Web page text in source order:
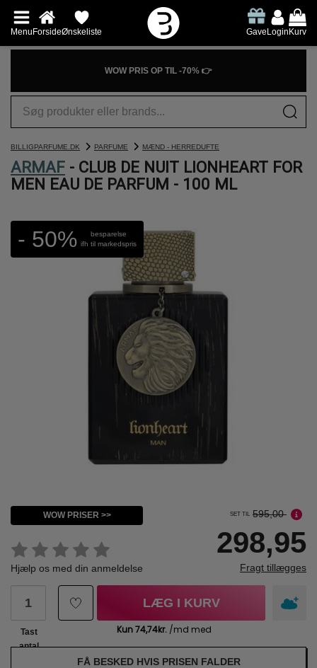
MenuForsideØnskeliste GaveLoginKurv
WOW PRIS OP TIL -70% 👉
BILLIGPARFUME.DK PARFUME MÆND - HERREDUFTE
ARMAF - CLUB DE NUIT LIONHEART FOR
MEN EAU DE PARFUM - 100 ML
- 50%
besparelse
ifh til markedspris
WOW PRISER >>
Hjælp os med din anmeldelse
SET TIL 595,00
298,95
Fragt tillægges
Tast
antal
LÆG I KURV
FÅ BESKED HVIS PRISEN FALDER